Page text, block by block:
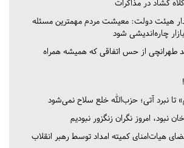
گشاد در مذاکرات
هیئت دولت: معیشت مردم مهمترین مسئله
چاره‌اندیشی شود
طهرانچی از حس اتفاقی که همیشه همراه
تا نبرد آتی؛ حزب‌الله خلع سلاح نمی‌شود
نبود، امروز نگران زنگزور نبودیم
هیات‌امنای کمیته امداد توسط رهبر انقلاب